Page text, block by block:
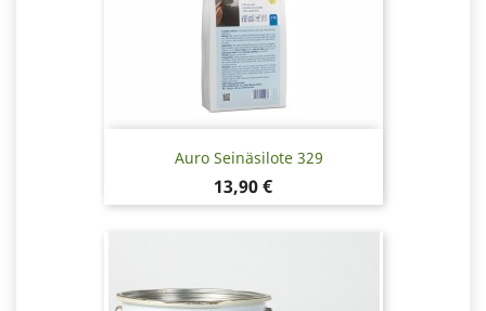
Auro Seinäsilote 329
Hinta
13,90 €